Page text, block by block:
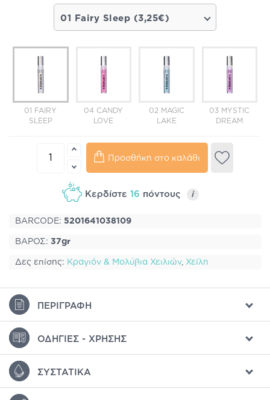
01 Fairy Sleep (3,25€)
01 FAIRY
SLEEP
04 CANDY
LOVE
02 MAGIC
LAKE
03 MYSTIC
DREAM
Προσθήκη στο καλάθι
Κερδίστε 16 πόντους i
BARCODE: 5201641038109
ΒΑΡΟΣ: 37gr
Δες επίσης: Κραγιόν & Μολύβια Χειλιών, Χείλη
ΠΕΡΙΓΡΑΦΉ
ΟΔΗΓΊΕΣ - ΧΡΉΣΗΣ
ΣΥΣΤΑΤΙΚΆ